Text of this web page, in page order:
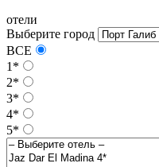
отели
Выберите город
ВСЕ
1*
2*
3*
4*
5*